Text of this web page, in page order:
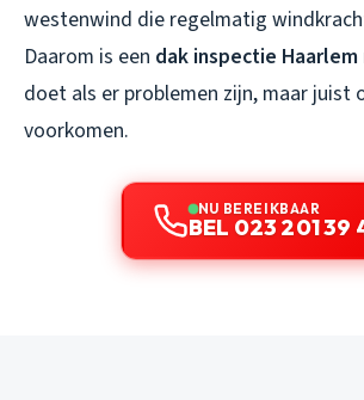
westenwind die regelmatig
Daarom is een dak inspectie Haarlem
doet als er problemen zijn, maar juist
voorkomen.
NU BEREIKBAAR
BEL 023 201 39